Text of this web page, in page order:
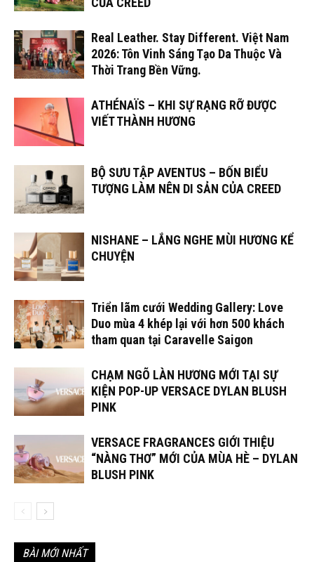
Real Leather. Stay Different. Việt Nam
2026: Tôn Vinh Sáng Tạo Da Thuộc Và
Thời Trang Bền Vững.
ATHÉNAÏS – KHI SỰ RẠNG RỠ ĐƯỢC
VIẾT THÀNH HƯƠNG
BỘ SƯU TẬP AVENTUS – BỐN BIỂU
TƯỢNG LÀM NÊN DI SẢN CỦA CREED
NISHANE – LẮNG NGHE MÙI HƯƠNG KỂ
CHUYỆN
Triển lãm cưới Wedding Gallery: Love
Duo mùa 4 khép lại với hơn 500 khách
tham quan tại Caravelle Saigon
CHẠM NGÕ LÀN HƯƠNG MỚI TẠI SỰ
KIỆN POP-UP VERSACE DYLAN BLUSH
PINK
VERSACE FRAGRANCES GIỚI THIỆU
“NÀNG THƠ” MỚI CỦA MÙA HÈ – DYLAN
BLUSH PINK
BÀI MỚI NHẤT